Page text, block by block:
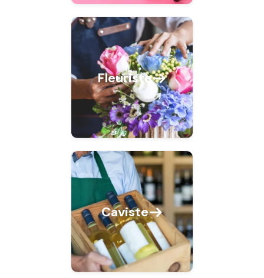
Fleuriste
Caviste